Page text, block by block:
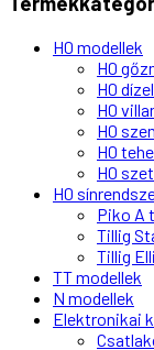
H0 modellek
H0
H0
H0
H0
H0
H0
H0
Piko A
Tillig
Tillig
TT modellek
N modellek
Elektronikai